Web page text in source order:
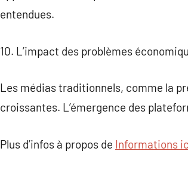
entendues.
10. L’impact des problèmes
Les médias traditionnels, comme la
croissantes. L’émergence des
Plus d’infos à propos de Informations